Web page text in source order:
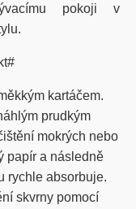
pokoji v
kartáčem.
prudkým
mokrých nebo
papír a následně
rychle absorbuje.
skvrny pomocí